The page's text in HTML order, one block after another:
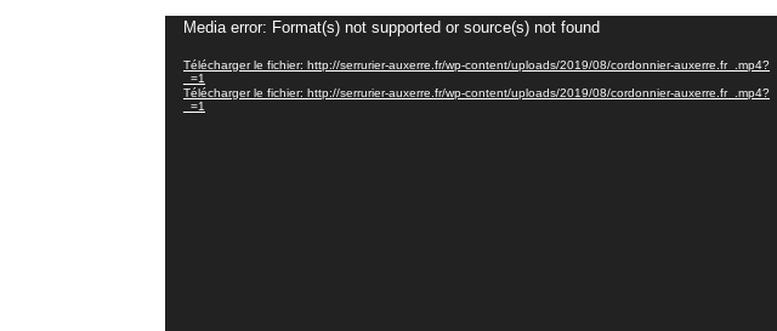
Lecteur
Media error: Format(s) not supported or source(s) not found
Télécharger le fichier: http://serrurier-auxerre.fr/wp-content/uploads/2019/08/cordonnier-auxerre.fr_.mp4?
_=1
Télécharger le fichier: http://serrurier-auxerre.fr/wp-content/uploads/2019/08/cordonnier-auxerre.fr_.mp4?
_=1